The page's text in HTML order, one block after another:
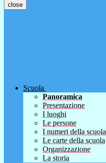
close
Scuola
Panoramica
Presentazione
I luoghi
Le persone
I numeri della scuola
Le carte della scuola
Organizzazione
La storia